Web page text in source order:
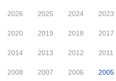
2026 2025 2024 2023
2020 2019 2018 2017
2014 2013 2012 2011
2008 2007 2006 2005